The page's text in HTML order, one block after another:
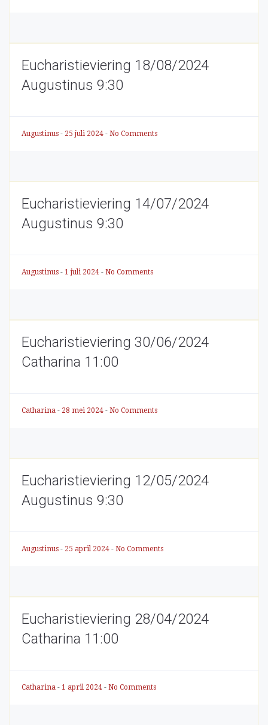
Eucharistieviering 18/08/2024
Augustinus 9:30
Augustinus - 25 juli 2024 - No Comments
Eucharistieviering 14/07/2024
Augustinus 9:30
Augustinus - 1 juli 2024 - No Comments
Eucharistieviering 30/06/2024
Catharina 11:00
Catharina - 28 mei 2024 - No Comments
Eucharistieviering 12/05/2024
Augustinus 9:30
Augustinus - 25 april 2024 - No Comments
Eucharistieviering 28/04/2024
Catharina 11:00
Catharina - 1 april 2024 - No Comments